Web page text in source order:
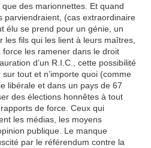
des marionnettes. Et quand
parviendraient, (cas extraordinaire
élu se prend pour un génie, un
les fils qui les lient à leurs maîtres,
les ramener dans le droit
d’un R.I.C., cette possibilité
tout et n’importe quoi (comme
libérale et dans un pays de 67
des élections honnêtes à tout
de force. Ceux qui
les médias, les moyens
publique. Le manque
par le référendum contre la